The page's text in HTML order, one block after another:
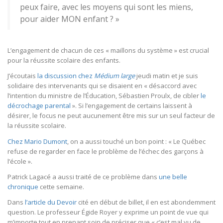
peux faire, avec les moyens qui sont les miens,
pour aider MON enfant ? »
L’engagement de chacun de ces « maillons du système » est crucial
pour la réussite scolaire des enfants.
J’écoutais la discussion chez Médium largejeudi matin et je suis
solidaire des intervenants qui se disaient en « désaccord avec
l’intention du ministre de l’Éducation, Sébastien Proulx, de ciblerle
décrochage parental ». Si l’engagement de certains laissent à
désirer, le focus ne peut aucunement être mis sur un seul facteur de
la réussite scolaire.
Chez Mario Dumont , on a aussi touché un bon point : « Le Québec
refuse de regarder en face le problème de l’échec des garçons à
l’école ».
Patrick Lagacé a aussi traité de ce problème dans une belle
chronique cette semaine.
Dans l’article du Devoir cité en début de billet, il en est abondemment
question. Le professeur Égide Royer y exprime un point de vue qui